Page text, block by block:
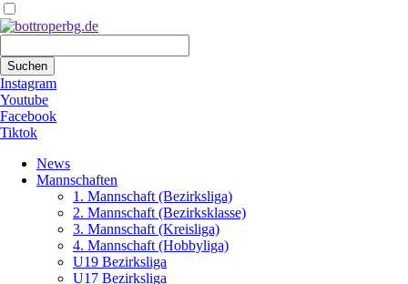
Suchen
Instagram
Youtube
Facebook
Tiktok
überspringen
News
Mannschaften
1. Mannschaft (Bezirksliga)
2. Mannschaft (Bezirksklasse)
3. Mannschaft (Kreisliga)
4. Mannschaft (Hobbyliga)
U19 Bezirksliga
U17 Bezirksliga